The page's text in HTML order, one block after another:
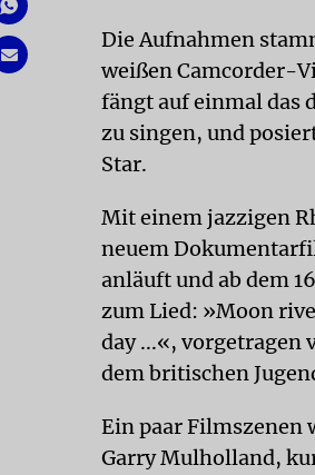
Die Aufnahmen
weißen Camcorder-
fängt auf einmal das
zu singen, und
Star.
Mit einem jazzigen
neuem
anläuft und ab dem
zum Lied: »Moon
day ...«, vorgetragen
dem britischen
Ein paar Filmszenen
Garry Mulholland,